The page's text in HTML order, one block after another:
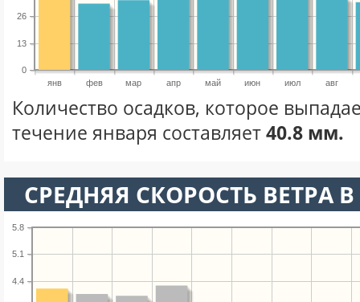
янв фев мар апр май июн июл авг
0
13
26
Количество осадков, которое
течение января составляет40.8 мм.
СРЕДНЯЯ СКОРОСТЬ ВЕТРА
4.4
5.1
5.8